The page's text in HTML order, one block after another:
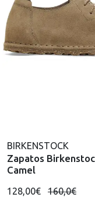
BIRKENSTOCK
Zapatos
Camel
128,00€ 160,0€